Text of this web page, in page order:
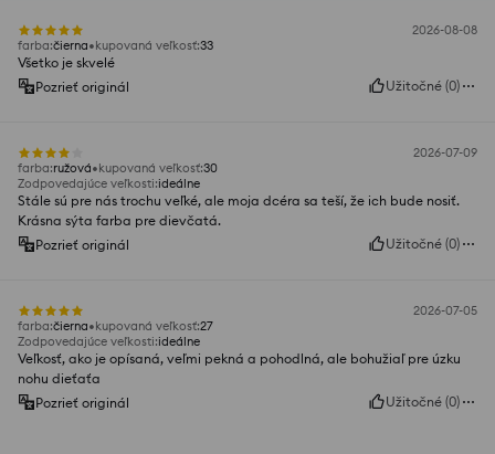
2026-08-08
farba:čierna kupovaná veľkosť:33
Všetko je skvelé
Pozrieť originál
Užitočné (0)
2026-07-09
farba:ružová kupovaná veľkosť:30
Zodpovedajúce veľkosti:ideálne
Stále sú pre nás trochu veľké, ale moja dcéra sa teší, že ich bude nosiť.
Krásna sýta farba pre dievčatá.
Pozrieť originál
Užitočné (0)
2026-07-05
farba:čierna kupovaná veľkosť:27
Zodpovedajúce veľkosti:ideálne
Veľkosť, ako je opísaná, veľmi pekná a pohodlná, ale bohužiaľ pre úzku
nohu dieťaťa
Pozrieť originál
Užitočné (0)